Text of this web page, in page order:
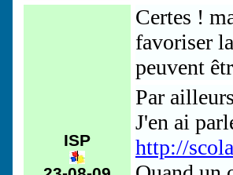
ISP
Certes !
favoriser
peuvent
Par
J'en ai
http://